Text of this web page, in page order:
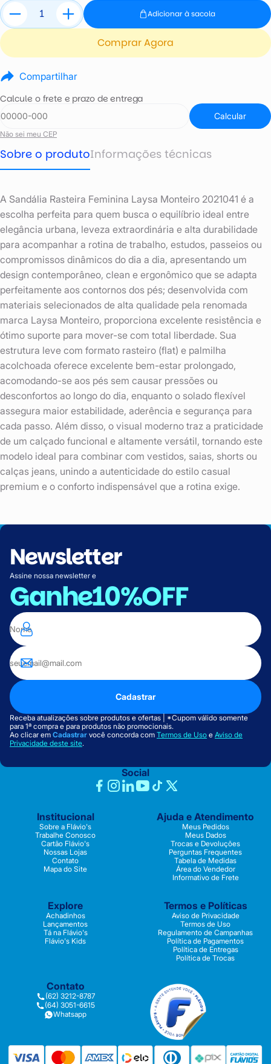
Adicionar à sacola
Comprar Agora
Compartilhar
Calcule o frete e prazo de entrega
Calcular
Não sei meu CEP
Sobre o produtoInformações técnicas
A Sandália Rasteira Feminina Laysa Monteiro 2021041 é a
escolha perfeita para quem busca o equilíbrio ideal entre
elegância urbana, leveza extraordinária e alta durabilidade
para acompanhar a rotina de trabalho, estudos, passeios ou
compromissos dinâmicos do dia a dia, apresentando um
design contemporâneo, clean e ergonômico que se adapta
perfeitamente aos contornos dos pés; desenvolvida com
materiais selecionados de alta qualidade pela renomada
marca Laysa Monteiro, proporciona excelente resistência e
ótimo suporte para mover-se com total liberdade. Sua
estrutura leve com formato rasteiro (flat) e palmilha
acolchoada oferece excelente bem-estar prolongado,
acomodando-se aos pés sem causar pressões ou
desconfortos ao longo do dia, enquanto o solado flexível
assegura maior estabilidade, aderência e segurança para
cada passo. Além disso, o visual moderno traz a praticidade
de um calçado funcional e altamente versátil, tornando este
modelo ideal para combinar com vestidos, saias, shorts ou
calças jeans, unindo a autenticidade do estilo casual
premium e o conforto indispensável que a rotina exige.
Newsletter
Assine nossa newsletter e
Ganhe10%OFF
Cadastrar
Receba atualizações sobre produtos e ofertas | *Cupom válido somente
para 1ª compra e para produtos não promocionais.
Ao clicar em Cadastrar você concorda com Termos de Uso e Aviso de
Privacidade deste site.
Social
Institucional
Sobre a Flávio's
Trabalhe Conosco
Cartão Flávio's
Nossas Lojas
Contato
Mapa do Site
Ajuda e Atendimento
Meus Pedidos
Meus Dados
Trocas e Devoluções
Perguntas Frequentes
Tabela de Medidas
Área do Vendedor
Informativo de Frete
Explore
Achadinhos
Lançamentos
Tá na Flávio's
Flávio's Kids
Termos e Políticas
Aviso de Privacidade
Termos de Uso
Regulamento de Campanhas
Política de Pagamentos
Política de Entregas
Política de Trocas
Contato
(62) 3212-8787
(64) 3051-6615
Whatsapp